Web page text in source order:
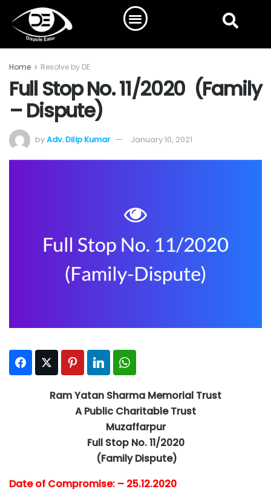
Home Resolve by DE
Full Stop No. 11/2020 (Family
– Dispute)
byAdv. Dilip Kumar January 10, 2021
FacebookTwitter PinterestLinkedIn
Ram Yatan Sharma Memorial Trust
A Public Charitable Trust
Muzaffarpur
Full Stop No. 11/2020
(Family Dispute)
Date of Compromise: – 25.12.2020